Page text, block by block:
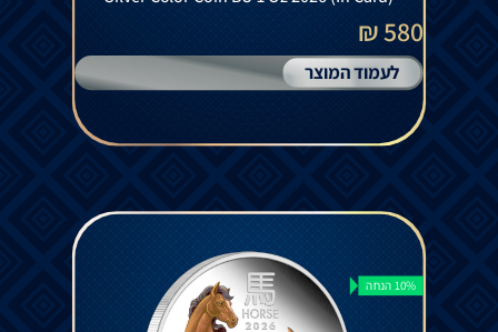
580 ₪
לעמוד המוצר
10% הנחה